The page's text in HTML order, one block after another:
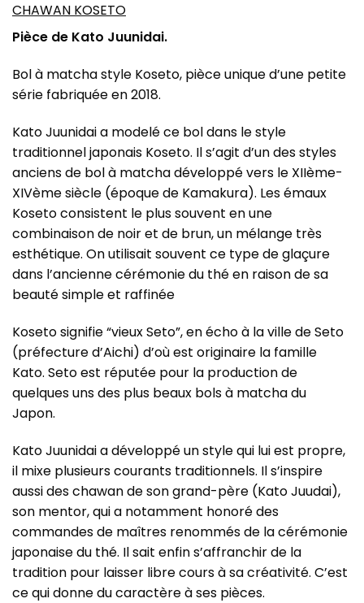
CHAWAN KOSETO
Pièce de Kato Juunidai.
Bol à matcha style Koseto, pièce unique d’une petite
série fabriquée en 2018.
Kato Juunidai a modelé ce bol dans le style
traditionnel japonais Koseto. Il s’agit d’un des styles
anciens de bol à matcha développé vers le XIIème-
XIVème siècle (époque de Kamakura). Les émaux
Koseto consistent le plus souvent en une
combinaison de noir et de brun, un mélange très
esthétique. On utilisait souvent ce type de glaçure
dans l’ancienne cérémonie du thé en raison de sa
beauté simple et raffinée
Koseto signifie “vieux Seto”, en écho à la ville de Seto
(préfecture d’Aichi) d’où est originaire la famille
Kato. Seto est réputée pour la production de
quelques uns des plus beaux bols à matcha du
Japon.
Kato Juunidai a développé un style qui lui est propre,
il mixe plusieurs courants traditionnels. Il s’inspire
aussi des chawan de son grand-père (Kato Juudai),
son mentor, qui a notamment honoré des
commandes de maîtres renommés de la cérémonie
japonaise du thé. Il sait enfin s’affranchir de la
tradition pour laisser libre cours à sa créativité. C’est
ce qui donne du caractère à ses pièces.